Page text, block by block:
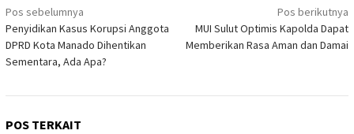
Navigasi
pos
Pos sebelumnya
Penyidikan Kasus Korupsi Anggota
DPRD Kota Manado Dihentikan
Sementara, Ada Apa?
Pos berikutnya
MUI Sulut Optimis Kapolda Dapat
Memberikan Rasa Aman dan Damai
POS TERKAIT